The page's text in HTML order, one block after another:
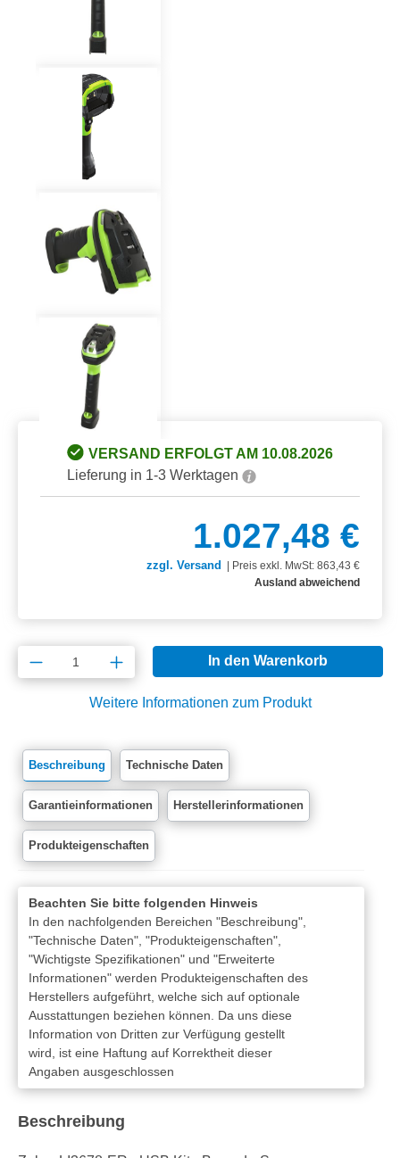
VERSAND ERFOLGT AM 10.08.2026
Lieferung in 1-3 Werktagen
1.027,48 €
zzgl. Versand
Preis exkl. MwSt: 863,43 €
Ausland abweichend
Produkt Anzahl: Gib den gewünschten
In den Warenkorb
Weitere Informationen zum Produkt
Beschreibung Technische Daten
Garantieinformationen Herstellerinformationen
Produkteigenschaften
Beachten Sie bitte folgenden Hinweis
In den nachfolgenden Bereichen "Beschreibung",
"Technische Daten", "Produkteigenschaften",
"Wichtigste Spezifikationen" und "Erweiterte
Informationen" werden Produkteigenschaften des
Herstellers aufgeführt, welche sich auf optionale
Ausstattungen beziehen können. Da uns diese
Information von Dritten zur Verfügung gestellt
wird, ist eine Haftung auf Korrektheit dieser
Angaben ausgeschlossen
Beschreibung